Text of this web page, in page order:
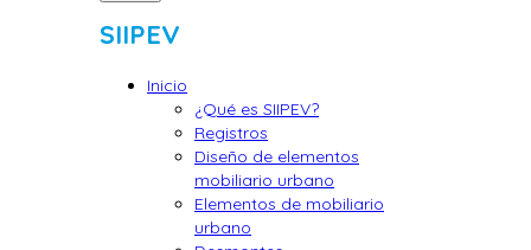
SIIPEV
Inicio
¿Qué es SIIPEV?
Registros
Diseño de elementos
mobiliario urbano
Elementos de mobiliario
urbano